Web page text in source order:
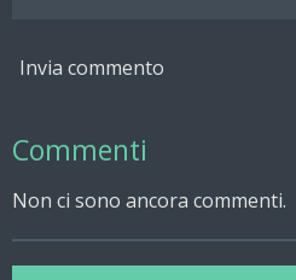
Invia commento
Commenti
Non ci sono ancora commenti.